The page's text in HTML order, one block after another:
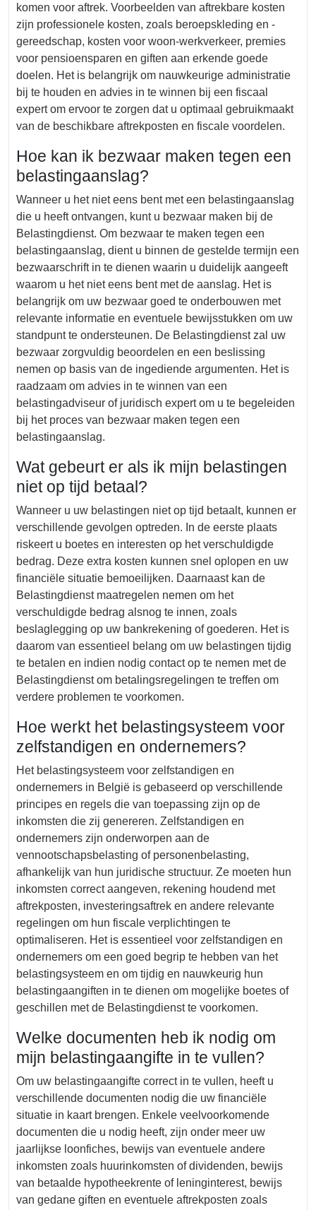
komen voor aftrek. Voorbeelden van aftrekbare kosten
zijn professionele kosten, zoals beroepskleding en -
gereedschap, kosten voor woon-werkverkeer, premies
voor pensioensparen en giften aan erkende goede
doelen. Het is belangrijk om nauwkeurige administratie
bij te houden en advies in te winnen bij een fiscaal
expert om ervoor te zorgen dat u optimaal gebruikmaakt
van de beschikbare aftrekposten en fiscale voordelen.
Hoe kan ik bezwaar maken tegen een
belastingaanslag?
Wanneer u het niet eens bent met een belastingaanslag
die u heeft ontvangen, kunt u bezwaar maken bij de
Belastingdienst. Om bezwaar te maken tegen een
belastingaanslag, dient u binnen de gestelde termijn een
bezwaarschrift in te dienen waarin u duidelijk aangeeft
waarom u het niet eens bent met de aanslag. Het is
belangrijk om uw bezwaar goed te onderbouwen met
relevante informatie en eventuele bewijsstukken om uw
standpunt te ondersteunen. De Belastingdienst zal uw
bezwaar zorgvuldig beoordelen en een beslissing
nemen op basis van de ingediende argumenten. Het is
raadzaam om advies in te winnen van een
belastingadviseur of juridisch expert om u te begeleiden
bij het proces van bezwaar maken tegen een
belastingaanslag.
Wat gebeurt er als ik mijn belastingen
niet op tijd betaal?
Wanneer u uw belastingen niet op tijd betaalt, kunnen er
verschillende gevolgen optreden. In de eerste plaats
riskeert u boetes en interesten op het verschuldigde
bedrag. Deze extra kosten kunnen snel oplopen en uw
financiële situatie bemoeilijken. Daarnaast kan de
Belastingdienst maatregelen nemen om het
verschuldigde bedrag alsnog te innen, zoals
beslaglegging op uw bankrekening of goederen. Het is
daarom van essentieel belang om uw belastingen tijdig
te betalen en indien nodig contact op te nemen met de
Belastingdienst om betalingsregelingen te treffen om
verdere problemen te voorkomen.
Hoe werkt het belastingsysteem voor
zelfstandigen en ondernemers?
Het belastingsysteem voor zelfstandigen en
ondernemers in België is gebaseerd op verschillende
principes en regels die van toepassing zijn op de
inkomsten die zij genereren. Zelfstandigen en
ondernemers zijn onderworpen aan de
vennootschapsbelasting of personenbelasting,
afhankelijk van hun juridische structuur. Ze moeten hun
inkomsten correct aangeven, rekening houdend met
aftrekposten, investeringsaftrek en andere relevante
regelingen om hun fiscale verplichtingen te
optimaliseren. Het is essentieel voor zelfstandigen en
ondernemers om een goed begrip te hebben van het
belastingsysteem en om tijdig en nauwkeurig hun
belastingaangiften in te dienen om mogelijke boetes of
geschillen met de Belastingdienst te voorkomen.
Welke documenten heb ik nodig om
mijn belastingaangifte in te vullen?
Om uw belastingaangifte correct in te vullen, heeft u
verschillende documenten nodig die uw financiële
situatie in kaart brengen. Enkele veelvoorkomende
documenten die u nodig heeft, zijn onder meer uw
jaarlijkse loonfiches, bewijs van eventuele andere
inkomsten zoals huurinkomsten of dividenden, bewijs
van betaalde hypotheekrente of leninginterest, bewijs
van gedane giften en eventuele aftrekposten zoals